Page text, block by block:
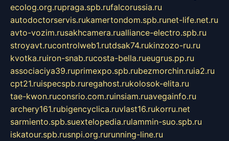
ecolog.org.rupraga.spb.rufalcorussia.ru
autodoctorservis.rukamertondom.spb.runet-life.net.ru
avto-vozim.rusakhcamera.rualliance-electro.spb.ru
stroyavt.rucontrolweb1.rutdsak74.rukinzozo-ru.ru
kvotka.ruiron-snab.rucosta-bella.rueugrus.pp.ru
associaciya39.ruprimexpo.spb.rubezmorchin.ruia2.ru
cpt21.ruispecspb.ruregahost.rukolosok-elita.ru
tae-kwon.ruconsrio.com.ruinsiam.ruavegainfo.ru
archery161.rubigencyclica.ruvlast16.rukorru.net
sarmiento.spb.suextelopedia.rulammin-suo.spb.ru
iskatour.spb.rusnpi.org.rurunning-line.ru